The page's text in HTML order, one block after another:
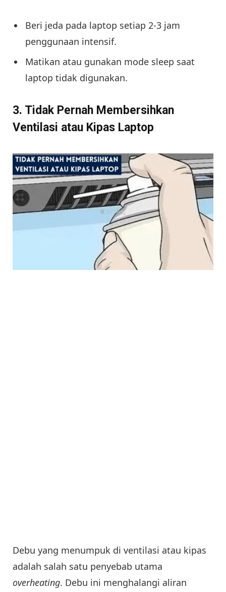
Beri jeda pada laptop setiap 2-3 jam
penggunaan intensif.
Matikan atau gunakan mode sleep saat
laptop tidak digunakan.
3. Tidak Pernah Membersihkan
Ventilasi atau Kipas Laptop
Debu yang menumpuk di ventilasi atau kipas
adalah salah satu penyebab utama
overheating. Debu ini menghalangi aliran